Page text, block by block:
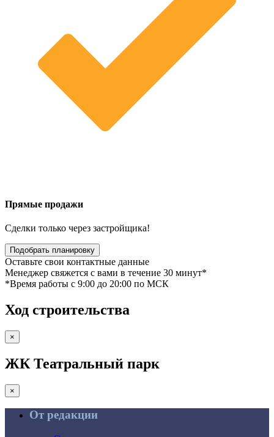
Прямые продажи
Сделки только через застройщика!
Подобрать планировку
Оставьте свои контактные данные
Менеджер свяжется с вами в течение 30 минут*
*Время работы c 9:00 до 20:00 по МСК
Ход строительства
×
ЖК Театральный парк
×
От редакции